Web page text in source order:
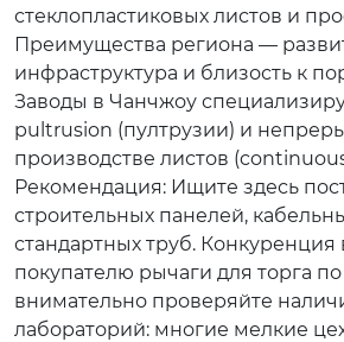
стеклопластиковых листов и
Преимущества региона —
инфраструктура и близость к
Заводы в Чанчжоу
pultrusion (пултрузии) и
производстве листов
Рекомендация: Ищите здесь
строительных панелей,
стандартных труб. Конкуренция
покупателю рычаги для торга
внимательно проверяйте
лабораторий: многие мелкие